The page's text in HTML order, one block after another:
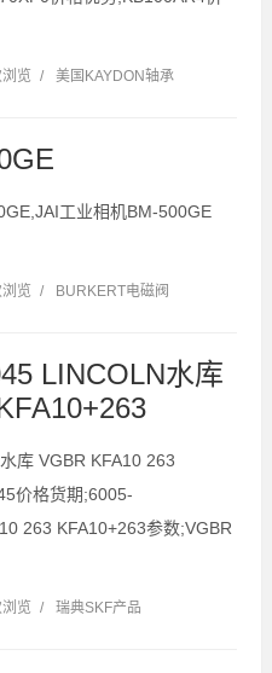
览 / 美国KAYDON轴承
工业相机BM-500GE
览 / BURKERT电磁阀
LINCOLN水库
库 VGBR KFA10 263
价格货期;6005-
263 KFA10+263参数;VGBR
览 / 瑞典SKF产品